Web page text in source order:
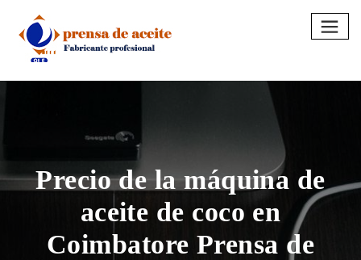
content
Precio de la máquina de
aceite de coco en
Coimbatore Prensa de